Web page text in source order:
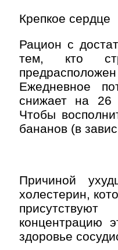
Крепкое сердце
Рацион с
тем, кто
Ежедневное
снижает на 26
Чтобы
бананов (в
Причиной
холестерин,
концентрацию
здоровье